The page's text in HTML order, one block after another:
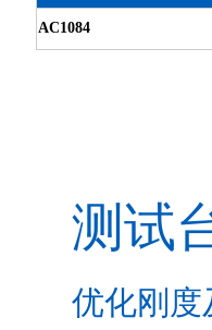
AC1084
测试
优化刚度